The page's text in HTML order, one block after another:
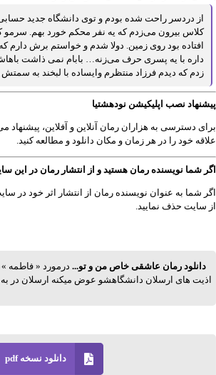
از دردسر راحت شده بودم و توی دانشگاه جدید
کلاس بیرون می‌زدم که یه نفر محکم خورد بهم. سرمو
افتاده بود روی زمین. دولا شدم و خواستم برش دارم
داره با یه پسری حرف می‌زنه… بابام نمی ذاشت
زدم که دیدم فرزاد منتظرم وایساده با لبخند به
پیشنهاد نصب اپلیکیشن نودهشتیا
برای دسترسی به هزاران رمان آنلاین و آفلاین،
علاقه خود را در هر زمان و مکان دانلود و مطالعه کنید.
اگر شما نویسنده رمان هستید و از انتشار رمان در
اگر شما به عنوان نویسنده رمان از انتشار اثر خود در
از سایت حذف نمایید.
دانلود رمان عاشقی خاص من و تو... درمورد « فاطمه
اذیت های ارسلان دانشگاهشو عوض میکنه ارسلان در به
دانلود نسخه pdf